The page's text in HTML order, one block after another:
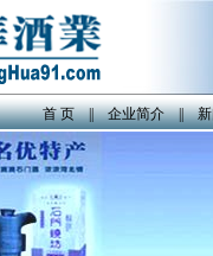
首 页||企业简介||